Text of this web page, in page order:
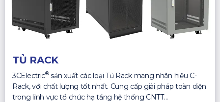
TỦ RACK
3CElectric®sản xuất các loại Tủ Rack mang nhãn hiệu C-
Rack, với chất lượng tốt nhất. Cung cấp giải pháp toàn diện
trong lĩnh vực tổ chức hạ tầng hệ thống CNTT...